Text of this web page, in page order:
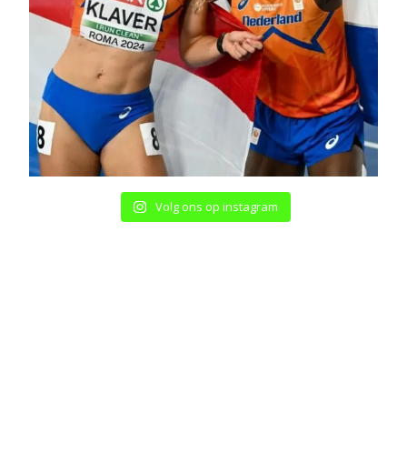
Volg ons op instagram